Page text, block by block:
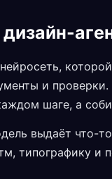
и
шаге, а
выдаёт что-
типографику и